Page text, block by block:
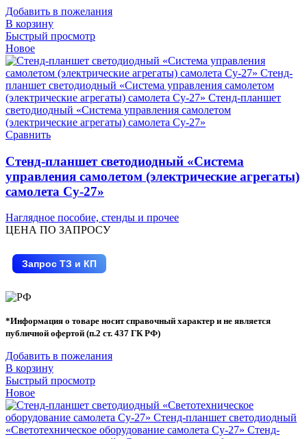
Добавить в пожелания
В корзину
Быстрый просмотр
Новое
Сравнить
Стенд-планшет светодиодный «Система
управления самолетом (электрические агрегаты)
самолета Су-27»
Наглядное пособие, стенды и прочее
ЦЕНА ПО ЗАПРОСУ
Запрос ТЗ и КП
*Информация о товаре носит справочный характер и не является
публичной офертой (п.2 ст. 437 ГК РФ)
Добавить в пожелания
В корзину
Быстрый просмотр
Новое